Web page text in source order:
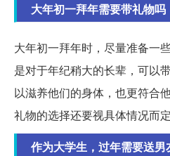
大年初一拜年需要带礼物吗
大年初一拜年时，尽量准备一
是对于年纪稍大的长辈，可以
以滋养他们的身体，也更符合
礼物的选择还要视具体情况而定
作为大学生，过年需要送男